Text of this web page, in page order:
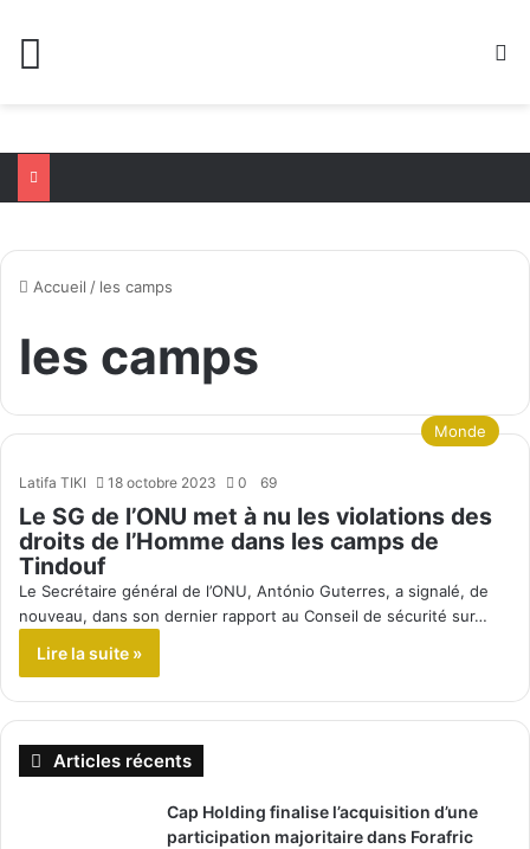
Accueil / les camps
les camps
Monde
Latifa TIKI 18 octobre 2023 0 69
Le SG de l’ONU met à nu les violations des
droits de l’Homme dans les camps de
Tindouf
Le Secrétaire général de l’ONU, António Guterres, a signalé, de
nouveau, dans son dernier rapport au Conseil de sécurité sur…
Lire la suite »
Articles récents
Cap Holding finalise l’acquisition d’une
participation majoritaire dans Forafric